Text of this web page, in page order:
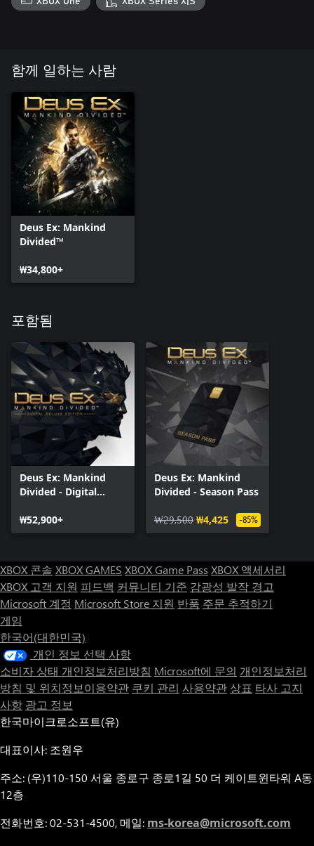
함께 일하는 사람
Deus Ex: Mankind
Divided™
₩34,800+
포함됨
Deus Ex: Mankind
Divided - Digital
₩52,900+
Deus Ex: Mankind
Divided - Season Pass
₩29,500 ₩4,425 -85%
XBOX 콘솔 XBOX GAMES XBOX Game Pass XBOX 액세서리
XBOX 고객 지원 피드백 커뮤니티 기준 감광성 발작 경고
Microsoft 계정 Microsoft Store 지원 반품 주문 추적하기
게임
한국어(대한민국)
개인 정보 선택 사항
소비자 상태 개인정보처리방침 Microsoft에 문의 개인정보처리
방침 및 위치정보이용약관 쿠키 관리 사용약관 상표 타사 고지
사항 광고 정보
한국마이크로소프트(유)
대표이사: 조원우
주소: (우)110-150 서울 종로구 종로1길 50 더 케이트윈타워 A동
12층
전화번호: 02-531-4500, 메일: ms-korea@microsoft.com